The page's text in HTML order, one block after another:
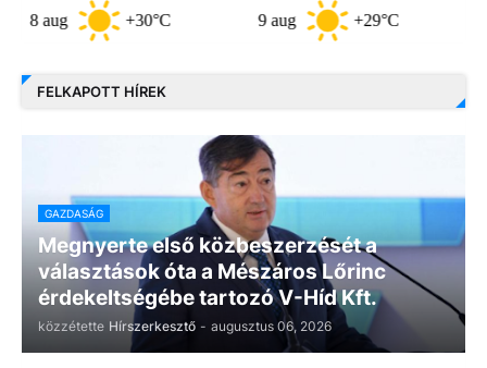
+30°C +29°C
FELKAPOTT HÍREK
GAZDASÁG
Megnyerte első közbeszerzését a
választások óta a Mészáros Lőrinc
érdekeltségébe tartozó V-Híd Kft.
közzétette Hírszerkesztő - augusztus 06, 2026